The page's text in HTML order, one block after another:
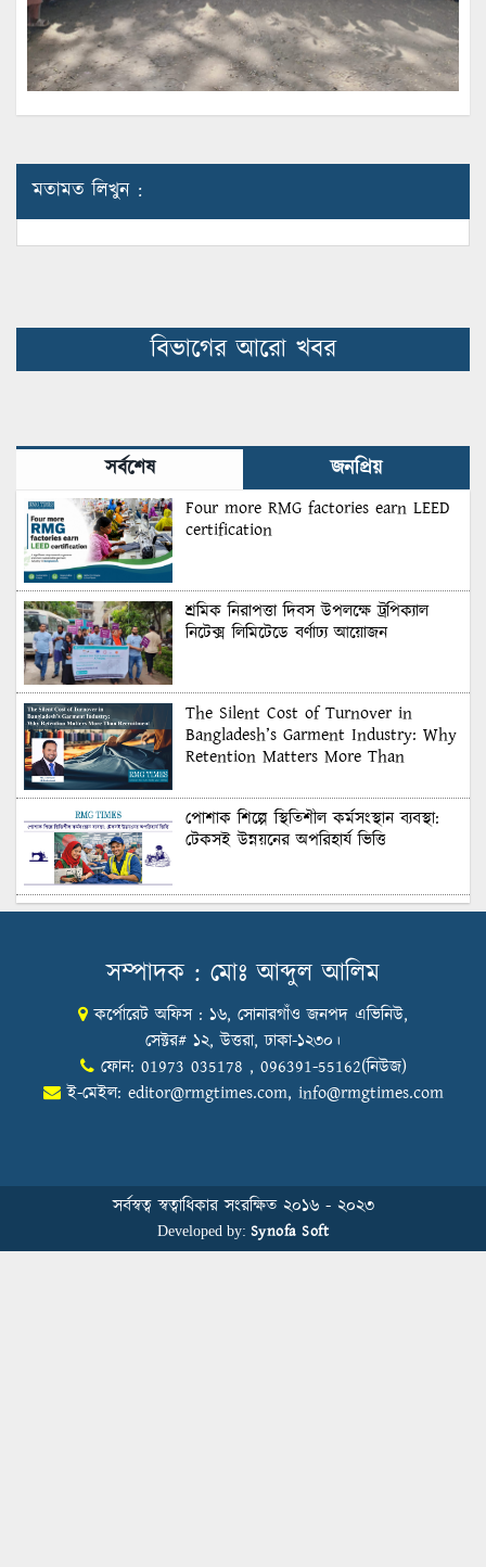
মতামত লিখুন :
বিভাগের আরো খবর
সর্বশেষ জনপ্রিয়
Four more RMG factories earn LEED
certification
শ্রমিক নিরাপত্তা দিবস উপলক্ষে ট্রপিক্যাল
নিটেক্স লিমিটেডে বর্ণাঢ্য আয়োজন
The Silent Cost of Turnover in
Bangladesh’s Garment Industry: Why
Retention Matters More Than
পোশাক শিল্পে স্থিতিশীল কর্মসংস্থান ব্যবস্থা:
টেকসই উন্নয়নের অপরিহার্য ভিত্তি
শুল্কের দেয়াল ভাঙার সুযোগ: মার্কিন বাজারে
Honoring Excellence: Texstream
Fashion Ltd. Rewards Best Workers–
2026
বিডিআরএমজিপি এফএনএফ ফাউন্ডেশনের
সম্পাদক : মোঃ আব্দুল আলিম
কর্পোরেট অফিস : ১৬, সোনারগাঁও জনপদ এভিনিউ,
সেক্টর# ১২, উত্তরা, ঢাকা-১২৩০।
ফোন: 01973 035178 , 096391-55162(নিউজ)
ই-মেইল: editor@rmgtimes.com, info@rmgtimes.com
সর্বস্বত্ব স্বত্বাধিকার সংরক্ষিত ২০১৬ - ২০২৩
Developed by: Synofa Soft